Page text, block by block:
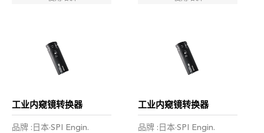
工业内窥镜转换器
品牌 :日本·SPI Engin.
工业内窥镜转换器
品牌 :日本·SPI Engin.